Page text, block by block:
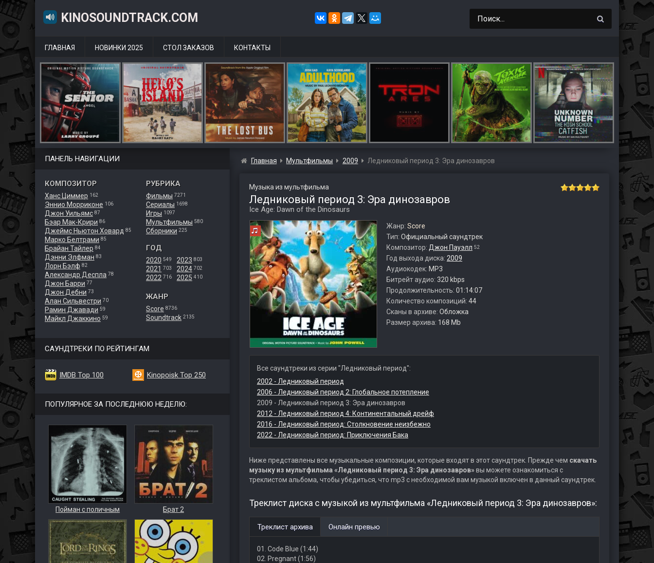
KINOSOUNDTRACK.COM
ГЛАВНАЯ НОВИНКИ 2025 СТОЛ ЗАКАЗОВ КОНТАКТЫ
ПАНЕЛЬ НАВИГАЦИИ
КОМПОЗИТОР
Ханс Циммер 162
Эннио Морриконе 106
Джон Уильямс 87
Бэар Мак-Крири 86
Джеймс Ньютон Ховард 85
Марко Белтрами 85
Брайан Тайлер 84
Дэнни Элфман 83
Лорн Бэлф 82
Александр Деспла 78
Джон Барри 77
Джон Дебни 73
Алан Сильвестри 70
Рамин Джавади 59
Майкл Джаккино 59
РУБРИКА
Фильмы 7271
Сериалы 1698
Игры 1097
Мультфильмы 580
Сборники 225
ГОД
2020 549
2021 703
2022 716
2023 803
2024 702
2025 410
ЖАНР
Score 8736
Soundtrack 2135
САУНДТРЕКИ ПО РЕЙТИНГАМ
IMDB Top 100 Kinopoisk Top 250
ПОПУЛЯРНОЕ ЗА ПОСЛЕДНЮЮ НЕДЕЛЮ:
Пойман с поличным Брат 2
Главная Мультфильмы 2009 Ледниковый период 3: Эра динозавров
Музыка из мультфильма
Ледниковый период 3: Эра динозавров
Ice Age: Dawn of the Dinosaurs
Жанр: Score
Тип: Официальный саундтрек
Композитор: Джон Пауэлл 52
Год выхода диска: 2009
Аудиокодек: MP3
Битрейт аудио: 320 kbps
Продолжительность: 01:14:07
Количество композиций: 44
Сканы в архиве: Обложка
Размер архива: 168 Mb
Все саундтреки из серии "Ледниковый период":
2002 - Ледниковый период
2006 - Ледниковый период 2: Глобальное потепление
2009 - Ледниковый период 3: Эра динозавров
2012 - Ледниковый период 4: Континентальный дрейф
2016 - Ледниковый период: Столкновение неизбежно
2022 - Ледниковый период: Приключения Бака
Ниже представлены все музыкальные композиции, которые входят в этот саундтрек. Прежде чем скачать
музыку из мультфильма «Ледниковый период 3: Эра динозавров»вы можете ознакомиться с
треклистом альбома, чтобы убедиться, что mp3 с необходимой вам музыкой включен в данный саундтрек.
Треклист диска с музыкой из мультфильма «Ледниковый период 3: Эра динозавров»:
Треклист архива Онлайн превью
01. Code Blue (1:44)
02. Pregnant (1:56)